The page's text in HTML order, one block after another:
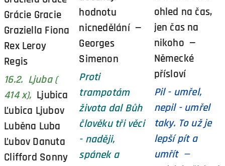
Grácie Gracie
Graziella Fiona
Rex Leroy
Regis
16.2. Ljuba (
414 x), Ljubica
Ľubica Ljubov
Luběna Luba
Ľubov Danuta
Clifford Sonny
hodnotu
nicnedělání —
Georges
Simenon
Proti
trampotám
života dal Bůh
člověku tři věci
- naději,
spánek a
ohled na čas,
jen čas na
nikoho —
Německé
přísloví
Pil - umřel,
nepil - umřel
taky. To už je
lepší pít a
umřít —